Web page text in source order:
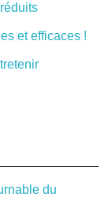
et efficaces !
du